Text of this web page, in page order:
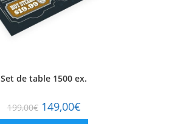
Set de table 1500 ex.
199,00€ 149,00€